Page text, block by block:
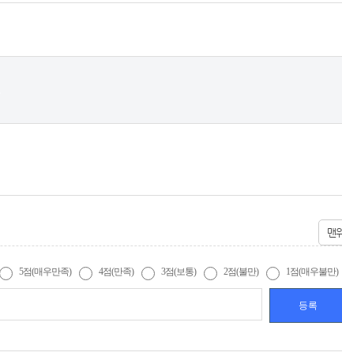
맨
5점(매우만족) 4점(만족) 3점(보통) 2점(불만) 1점(매우불만)